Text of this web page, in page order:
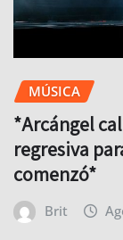
MÚSICA
*Arcángel
regresiva
comenzó*
Brit